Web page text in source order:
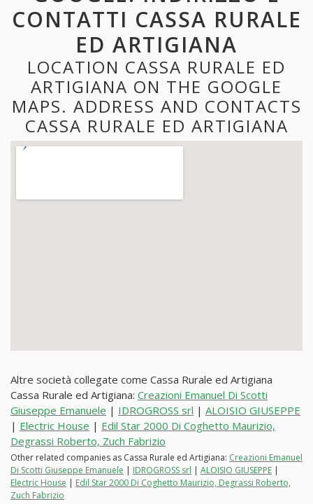
CONTATTI CASSA RURALE
ED ARTIGIANA
LOCATION CASSA RURALE ED
ARTIGIANA ON THE GOOGLE
MAPS. ADDRESS AND CONTACTS
CASSA RURALE ED ARTIGIANA
Altre società collegate come Cassa Rurale ed Artigiana
Cassa Rurale ed Artigiana: Creazioni Emanuel Di Scotti
Giuseppe Emanuele | IDROGROSS srl | ALOISIO GIUSEPPE
| Electric House | Edil Star 2000 Di Coghetto Maurizio,
Degrassi Roberto, Zuch Fabrizio
Other related companies as Cassa Rurale ed Artigiana: Creazioni Emanuel
Di Scotti Giuseppe Emanuele | IDROGROSS srl | ALOISIO GIUSEPPE |
Electric House | Edil Star 2000 Di Coghetto Maurizio, Degrassi Roberto,
Zuch Fabrizio